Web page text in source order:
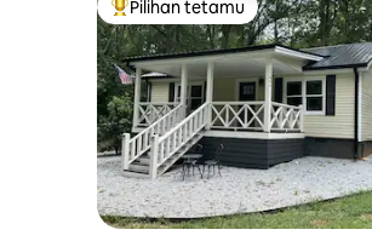
Pilihan utama tetamu
Pilihan tetamu